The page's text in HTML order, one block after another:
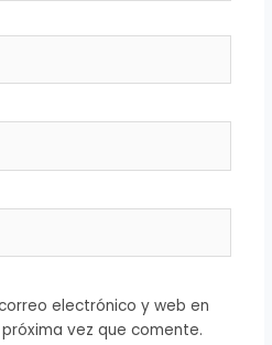
electrónico y web en
vez que comente.